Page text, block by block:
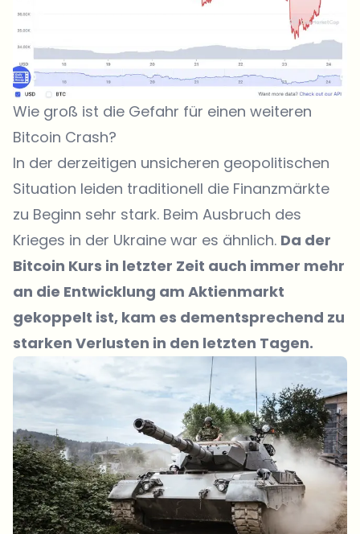
Wie groß ist die Gefahr für einen weiteren
Bitcoin Crash?
In der derzeitigen unsicheren geopolitischen
Situation leiden traditionell die Finanzmärkte
zu Beginn sehr stark. Beim Ausbruch des
Krieges in der Ukraine war es ähnlich. Da der
Bitcoin Kurs in letzter Zeit auch immer mehr
an die Entwicklung am Aktienmarkt
gekoppelt ist, kam es dementsprechend zu
starken Verlusten in den letzten Tagen.